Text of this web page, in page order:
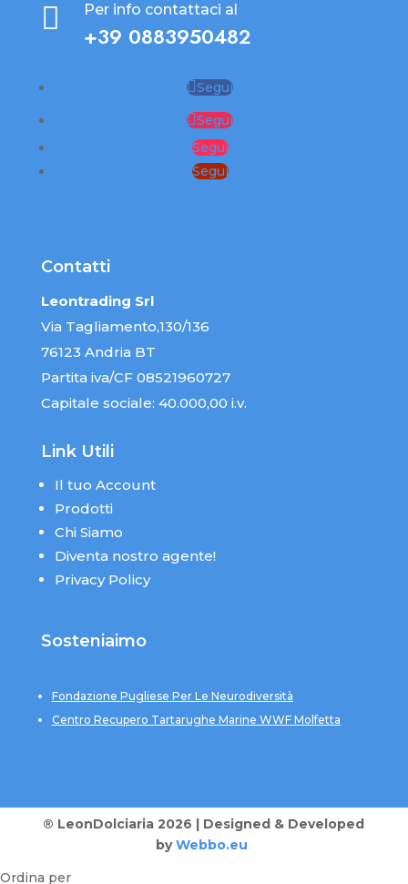
 Per info contattaci al
+39 0883950482
Segui
Segui
Segui
Segui
Contatti
Leontrading Srl
Via Tagliamento,130/136
76123 Andria BT
Partita iva/CF 08521960727
Capitale sociale: 40.000,00 i.v.
Link Utili
Il tuo Account
Prodotti
Chi Siamo
Diventa nostro agente!
Privacy Policy
Sosteniaimo
Fondazione Pugliese Per Le Neurodiversità
Centro Recupero Tartarughe Marine WWF Molfetta
® LeonDolciaria 2026 | Designed & Developed
by Webbo.eu
Ordina per